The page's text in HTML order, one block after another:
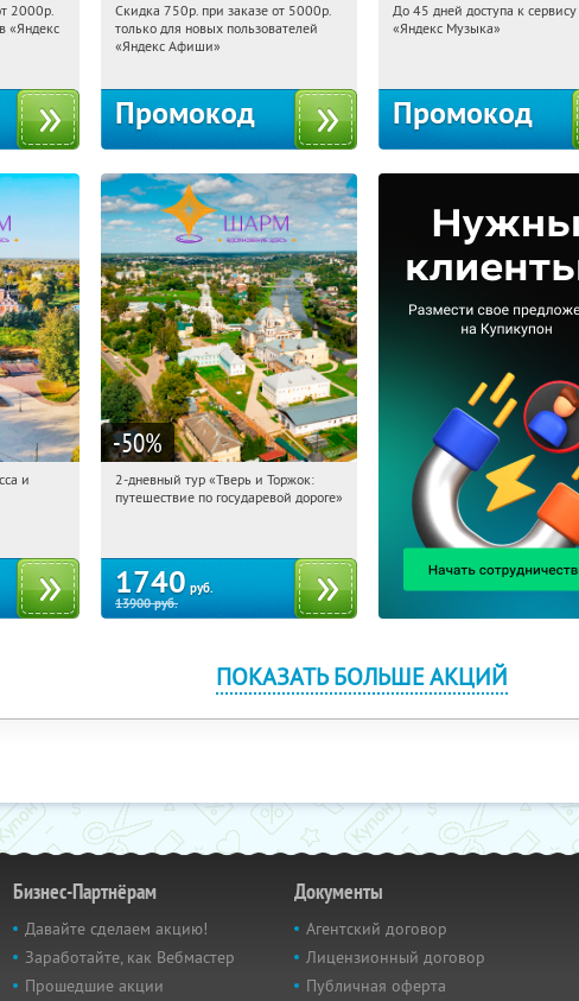
65
2000р.
«Яндекс
09:32:18 Получили:114
Россия
Скидка 750р. при заказе от 5000р.
только для новых пользователей
«Яндекс Афиши»
Промокод
09:32:18
До 45 дней доступа к сервису
«Яндекс Музыка»
Промокод
Купили:
и
-50%
09:32:18 Купили:
2-дневный тур «Тверь и Торжок:
путешествие по государевой дороге»
1740 руб.
13900руб.
ПОКАЗАТЬ БОЛЬШЕ АКЦИЙ
Бизнес-Партнёрам
Давайте сделаем акцию!
Заработайте, как Вебмастер
Прошедшие акции
Документы
Агентский договор
Лицензионный договор
Публичная оферта